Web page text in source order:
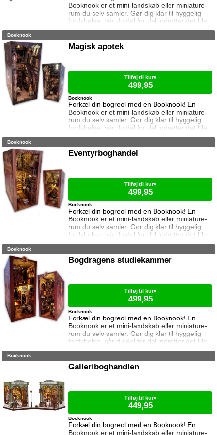
Booknook er et mini-landskab eller miniature-
rum du selv samler. Gør dig klar til hyggelig
fordybelse, når du del for del indretter det lille
rum med de fineste detaljer. Med lukkede
og med det indbyggede lys, pynter den også i
mørke. I denne booknook besøger vi
Booknook
Magisk apotek
Forkæl din bogreol med en Booknook! En
Booknook er et mini-landskab eller miniature-
rum du selv samler. Gør dig klar til hyggelig
fordybelse, når du del for del indretter det lille
rum med de fineste detaljer. Med lukkede
og med det indbyggede lys, pynter den også i
mørke. I denne booknook kigger vi ind hos det
Booknook
Tilføj til kurv
499,95
Booknook
Eventyrboghandel
Forkæl din bogreol med en Booknook! En
Booknook er et mini-landskab eller miniature-
rum du selv samler. Gør dig klar til hyggelig
fordybelse, når du del for del indretter det lille
rum med de fineste detaljer. Med lukkede
og med det indbyggede lys, pynter den også i
mørke. I denne booknook træder vi ind i den
Booknook
Tilføj til kurv
499,95
Booknook
Bogdragens studiekammer
Forkæl din bogreol med en Booknook! En
Booknook er et mini-landskab eller miniature-
rum du selv samler. Gør dig klar til hyggelig
fordybelse, når du del for del indretter det lille
rum med de fineste detaljer. Med lukkede
og med det indbyggede lys, pynter den også i
mørke. I denne booknook byder den
Booknook
Tilføj til kurv
499,95
Booknook
Galleriboghandlen
Forkæl din bogreol med en Booknook! En
Booknook er et mini-landskab eller miniature-
Booknook
Tilføj til kurv
449,95